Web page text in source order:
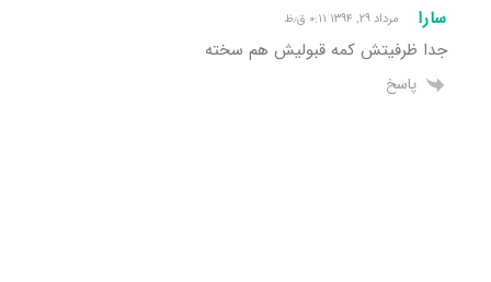
سارا مرداد ۲۹, ۱۳۹۴ ۰:۱۱ ق٫ظ
جدا ظرفیتش کمه قبولیش هم سخته
پاسخ